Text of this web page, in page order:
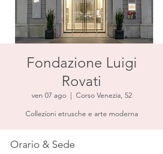
Fondazione Luigi
Rovati
ven 07 ago
  |
Corso Venezia, 52
Collezioni etrusche e arte moderna
Orario & Sede